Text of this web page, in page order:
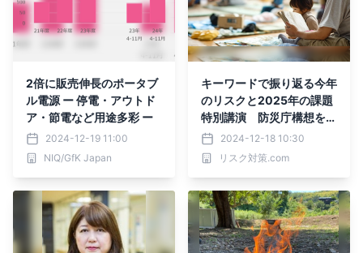
2倍に販売伸長のポータブ
ル電源 ー 停電・アウトド
ア・節電など用途多彩 ー
2024-12-19 11:00
NIQ/GfK Japan
キーワードで振り返る今年
のリスクと2025年の課題
特別講演 防災庁構想を機
に考える日本の危機管理
2024-12-18 10:30
リスク対策.com